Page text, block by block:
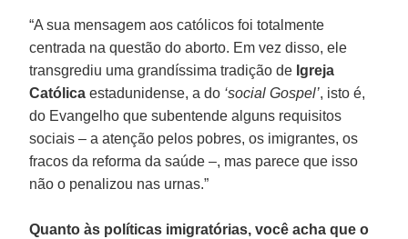
“A sua mensagem aos católicos foi totalmente
centrada na questão do aborto. Em vez disso, ele
transgrediu uma grandíssima tradição de Igreja
Católica estadunidense, a do ‘social Gospel’, isto é,
do Evangelho que subentende alguns requisitos
sociais – a atenção pelos pobres, os imigrantes, os
fracos da reforma da saúde –, mas parece que isso
não o penalizou nas urnas.”
Quanto às políticas imigratórias, você acha que o